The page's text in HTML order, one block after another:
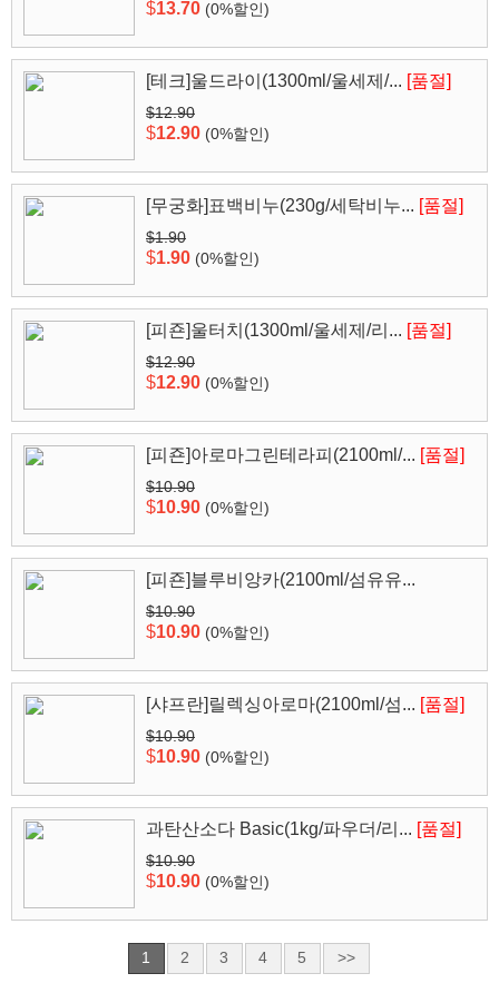
$13.70 (0%할인)
[테크]울드라이(1300ml/울세제/... [품절]
$12.90
$12.90 (0%할인)
[무궁화]표백비누(230g/세탁비누... [품절]
$1.90
$1.90 (0%할인)
[피죤]울터치(1300ml/울세제/리... [품절]
$12.90
$12.90 (0%할인)
[피죤]아로마그린테라피(2100ml/... [품절]
$10.90
$10.90 (0%할인)
[피죤]블루비앙카(2100ml/섬유유...
$10.90
$10.90 (0%할인)
[샤프란]릴렉싱아로마(2100ml/섬... [품절]
$10.90
$10.90 (0%할인)
과탄산소다 Basic(1kg/파우더/리... [품절]
$10.90
$10.90 (0%할인)
1 2 3 4 5 >>